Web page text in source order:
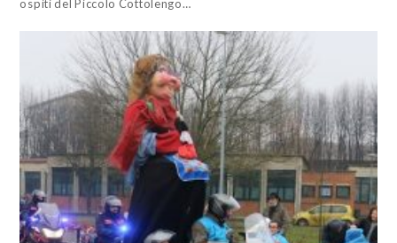
ospiti del Piccolo Cottolengo…